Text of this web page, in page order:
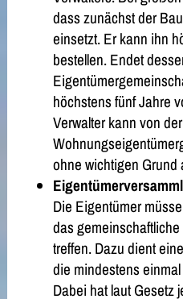
dass zunächst der
einsetzt. Er kann ihn
bestellen. Endet
höchstens fünf Jahre
Verwalter kann von der
ohne wichtigen
Die Eigentümer
das
treffen. Dazu dient
die mindestens
Dabei hat laut Gesetz